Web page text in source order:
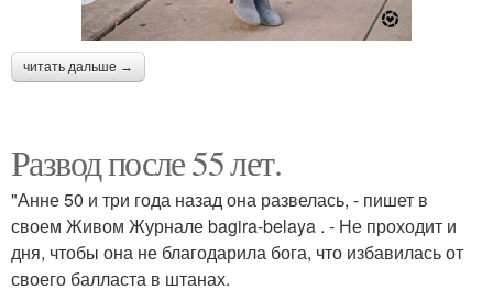
читать дальше →
Развод после 55 лет.
"Анне 50 и три года назад она развелась, - пишет в
своем Живом Журнале bagira-belaya . - Не проходит и
дня, чтобы она не благодарила бога, что избавилась от
своего балласта в штанах.